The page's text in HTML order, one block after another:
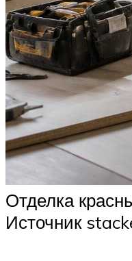
Отделка
Источник